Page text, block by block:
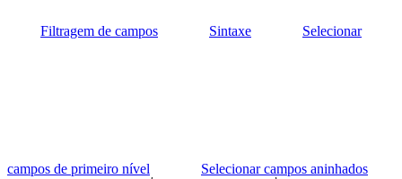
Filtragem de campos Sintaxe Selecionar
campos de primeiro nível Selecionar campos aninhados